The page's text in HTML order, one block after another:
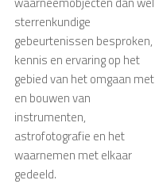
sterrenkundige
gebeurtenissen besproken,
kennis en ervaring op het
gebied van het omgaan met
en bouwen van
instrumenten,
astrofotografie en het
waarnemen met elkaar
gedeeld.